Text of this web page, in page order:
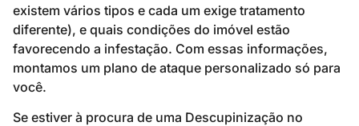
existem vários tipos e cada um exige tratamento
diferente), e quais condições do imóvel estão
favorecendo a infestação. Com essas informações,
montamos um plano de ataque personalizado só para
você.
Se estiver à procura de uma Descupinização no